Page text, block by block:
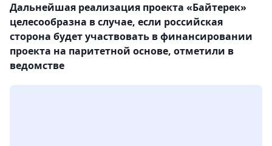
Дальнейшая реализация проекта «Байтерек»
целесообразна в случае, если российская
сторона будет участвовать в финансировании
проекта на паритетной основе, отметили в
ведомстве